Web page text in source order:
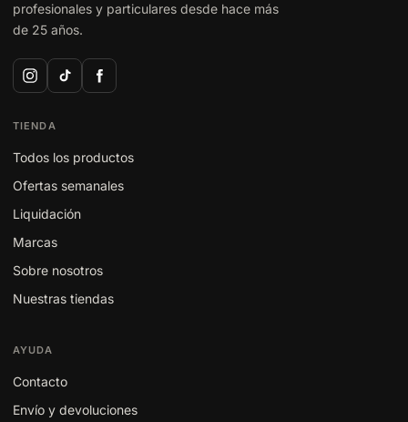
profesionales y particulares desde hace más
de 25 años.
TIENDA
Todos los productos
Ofertas semanales
Liquidación
Marcas
Sobre nosotros
Nuestras tiendas
AYUDA
Contacto
Envío y devoluciones